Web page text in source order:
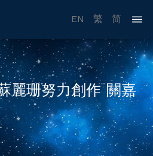
EN 繁 简
麗珊努力創作 關嘉